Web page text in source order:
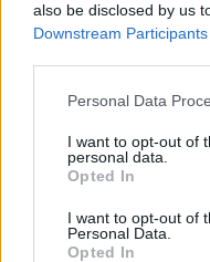
also be disclosed by us
Downstream Participants
Personal Data
I want to opt-out of
personal data.
Opted In
I want to opt-out of
Personal Data.
Opted In